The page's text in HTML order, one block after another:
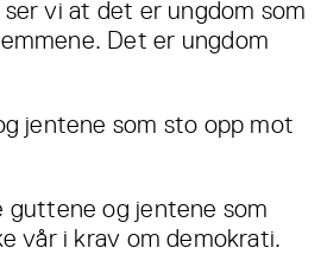
vi at det er ungdom som
Det er ungdom
jentene som sto opp mot
guttene og jentene som
vår i krav om demokrati.